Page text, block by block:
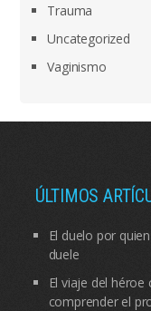
Trauma
Uncategorized
Vaginismo
ÚLTIMOS
El duelo por
duele
El viaje del
comprender el